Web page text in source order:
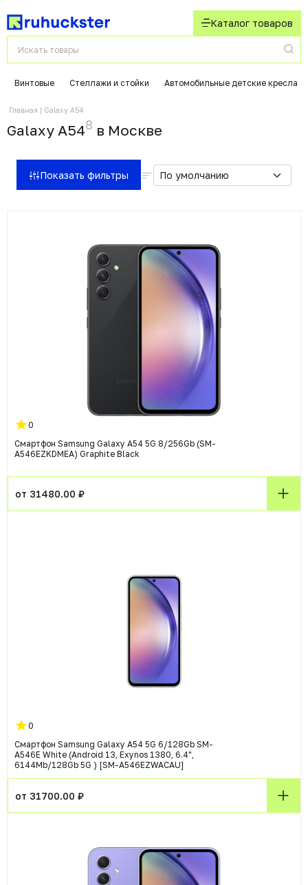
Каталог товаров
Винтовые Стеллажи и стойки Автомобильные детские кресла
Главная Galaxy A54
Galaxy A548 в Москвe
Показать фильтры
0
Смартфон Samsung Galaxy A54 5G 8/256Gb (SM-
A546EZKDMEA) Graphite Black
от 31480.00 ₽
0
Смартфон Samsung Galaxy A54 5G 6/128Gb SM-
A546E White (Android 13, Exynos 1380, 6.4",
6144Mb/128Gb 5G ) [SM-A546EZWACAU]
от 31700.00 ₽